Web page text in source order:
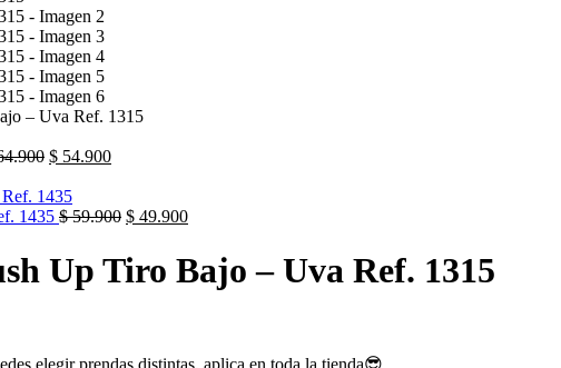
– Uva Ref. 1315
$ 54.900
1435 $59.900 $ 49.900
Up Tiro Bajo – Uva Ref. 1315
elegir prendas distintas, aplica en toda la tienda😎